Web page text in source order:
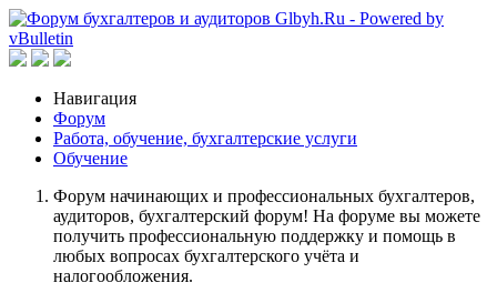
Навигация
Форум
Работа, обучение, бухгалтерские услуги
Обучение
Форум начинающих и профессиональных бухгалтеров,
аудиторов, бухгалтерский форум! На форуме вы можете
получить профессиональную поддержку и помощь в
любых вопросах бухгалтерского учёта и
налогообложения.